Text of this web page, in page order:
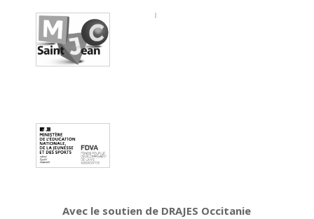
Avec le soutien de DRAJES Occitanie